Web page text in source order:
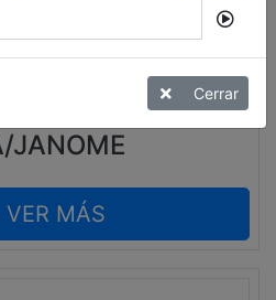
10,00 €
BASTIDOR
JANOME
VER MÁS
Cerrar